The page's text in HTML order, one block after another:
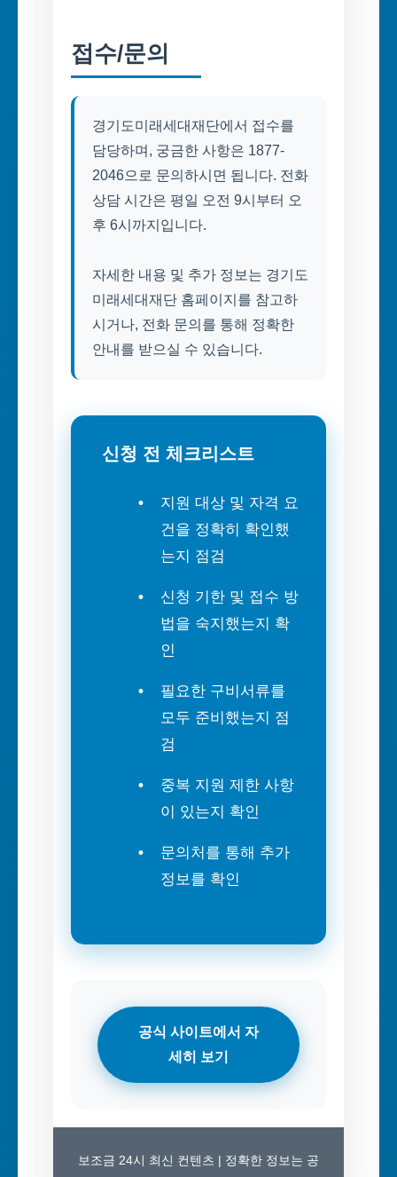
접수/문의
경기도미래세대재단에서 접수를
담당하며, 궁금한 사항은 1877-
2046으로 문의하시면 됩니다. 전화
상담 시간은 평일 오전 9시부터 오
후 6시까지입니다.
자세한 내용 및 추가 정보는 경기도
미래세대재단 홈페이지를 참고하
시거나, 전화 문의를 통해 정확한
안내를 받으실 수 있습니다.
신청 전 체크리스트
지원 대상 및 자격 요
건을 정확히 확인했
는지 점검
신청 기한 및 접수 방
법을 숙지했는지 확
인
필요한 구비서류를
모두 준비했는지 점
검
중복 지원 제한 사항
이 있는지 확인
문의처를 통해 추가
정보를 확인
공식 사이트에서 자
세히 보기
보조금 24시 최신 컨텐츠 | 정확한 정보는 공